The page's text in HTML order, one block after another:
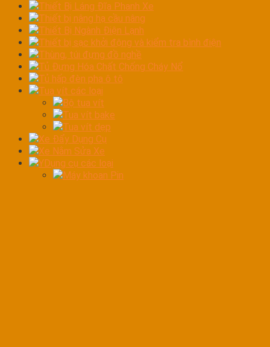
Thiết Bị Láng Đĩa Phanh Xe
Thiết bị nâng hạ cầu nâng
Thiết Bị Ngành Điện Lạnh
Thiết bị sạc khởi động và kiểm tra bình điện
Thùng, túi đựng đồ nghề
Tủ Đựng Hóa Chất Chống Cháy Nổ
Tủ hấp đèn pha ô tô
Tua vít các loại
Bộ tua vít
Tua vít bake
Tua vít dẹp
Xe Đẩy Dụng Cụ
Xe Nằm Sửa Xe
YDụng cụ các loại
Máy khoan Pin